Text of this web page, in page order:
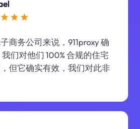
商务公司来说，911proxy 确
们对他们 100% 合规的住宅
但它确实有效，我们对此非